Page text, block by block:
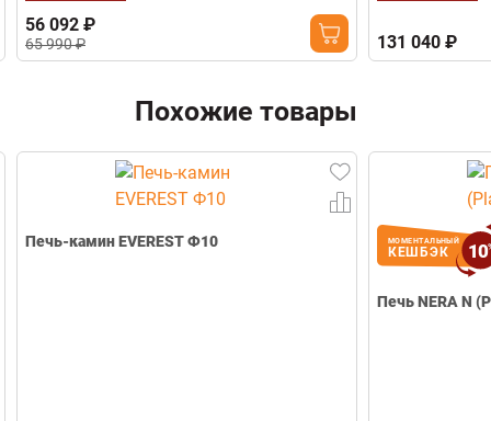
56 092 ₽
65 990 ₽ 131 040 ₽
Похожие товары
Печь-камин EVEREST Ф10 МОМЕНТАЛЬНЫЙ
КЕШБЭК 10
Печь NERA N